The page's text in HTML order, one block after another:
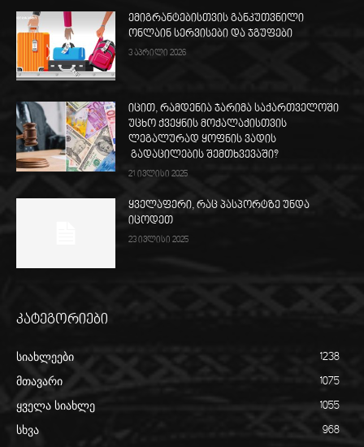
ემიგრანტებისთვის განკუთვნილი
ონლაინ სერვისები და ჯგუფები
3 აპრილი 2026
იცით, რამდენია ჯარიმა საქართველოში
უცხო ქვეყნის მოქალაქისთვის
ლეგალურად ყოფნის ვადის
გადაცილების შემთხვევაში?
21 ივლისი 2025
ყველაფერი, რაც პასპორტზე უნდა
იცოდეთ
23 ივლისი 2025
კატეგორიები
სიახლეები 1238
მთავარი 1075
ყველა სიახლე 1055
სხვა 968